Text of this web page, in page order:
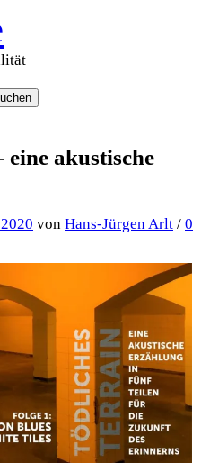
akustische
von Hans-Jürgen Arlt / 0